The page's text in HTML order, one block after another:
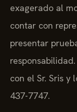
exagerado al
contar con
presentar
con el Sr. Sris y
437-7747.